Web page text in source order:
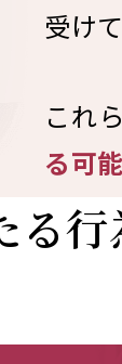
受け
これ
る可
る行